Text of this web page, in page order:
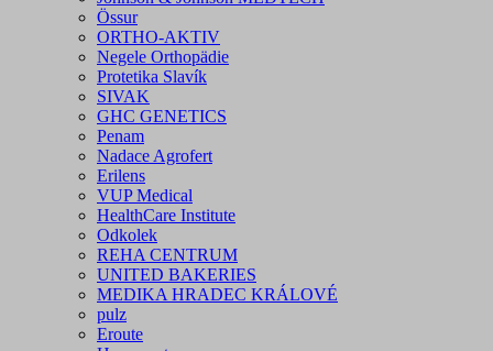
Össur
ORTHO-AKTIV
Negele Orthopädie
Protetika Slavík
SIVAK
GHC GENETICS
Penam
Nadace Agrofert
Erilens
VUP Medical
HealthCare Institute
Odkolek
REHA CENTRUM
UNITED BAKERIES
MEDIKA HRADEC KRÁLOVÉ
pulz
Eroute